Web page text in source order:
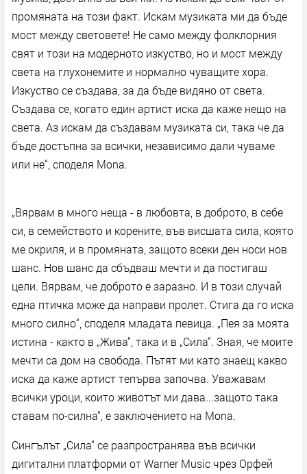
промяната на този факт. Искам музиката ми да бъде
мост между световете! Не само между фолклорния
свят и този на модерното изкуство, но и мост между
света на глухонемите и нормално чуващите хора.
Изкуство се създава, за да бъде видяно от света.
Създава се, когато един артист иска да каже нещо на
света. Аз искам да създавам музиката си, така че да
бъде достъпна за всички, независимо дали чуваме
или не“, споделя Mona.
„Вярвам в много неща - в любовта, в доброто, в себе
си, в семейството и корените, във висшата сила, която
ме окриля, и в промяната, защото всеки ден носи нов
шанс. Нов шанс да сбъдваш мечти и да постигаш
цели. Вярвам, че доброто е заразно. И в този случай
една птичка може да направи пролет. Стига да го иска
много силно“, споделя младата певица. „Пея за моята
истина - както в „Жива“, така и в „Сила“. Зная, че моите
мечти са дом на свобода. Пътят ми като знаещ какво
иска да каже артист тепърва започва. Уважавам
всички уроци, които животът ми дава...защото така
ставам по-силна“, е заключението на Mona.
Сингълът „Сила“ се разпространява във всички
дигитални платформи от Warner Music чрез Орфей